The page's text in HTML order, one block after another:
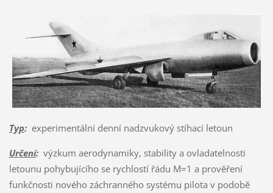
Typ:experimentální denní nadzvukový stíhací letoun
Určení:výzkum aerodynamiky, stability a ovladatelnosti
letounu pohybujícího se rychlostí řádu M=1 a prověření
funkčnosti nového záchranného systému pilota v podobě